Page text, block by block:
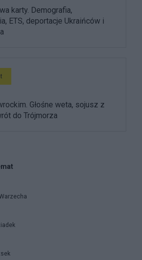
karty. Demografia,
ETS, deportacje Ukraińców i
Głośne weta, sojusz z
do Trójmorza